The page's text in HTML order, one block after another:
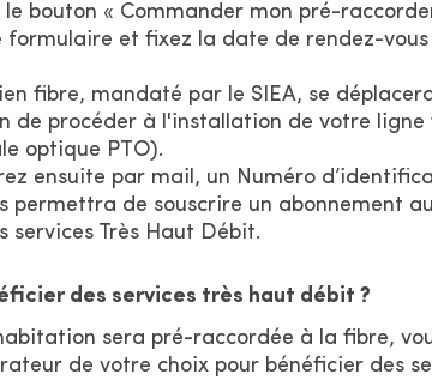
le bouton « Commander mon pré-
formulaire et fixez la date de rendez-
fibre, mandaté par le SIEA, se
de procéder à l'installation de votre
optique PTO).
ensuite par mail, un Numéro
permettra de souscrire un abonnement
services Très Haut Débit.
des services très haut débit ?
sera pré-raccordée à la fibre,
de votre choix pour bénéficier des